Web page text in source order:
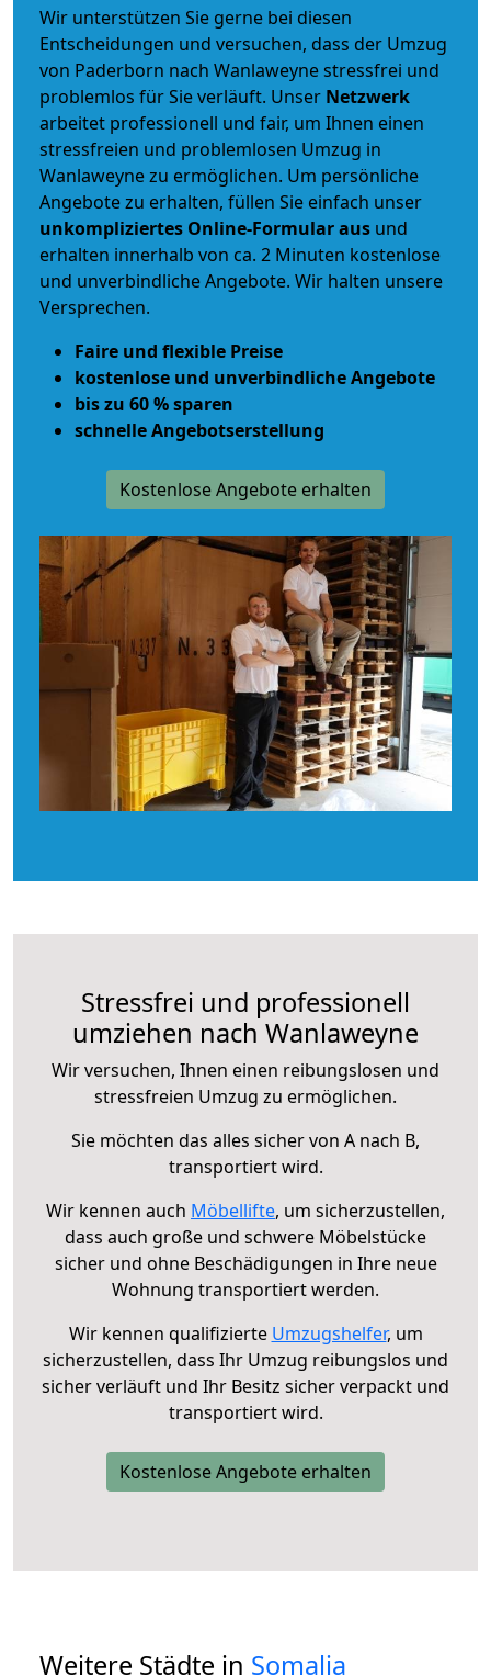
Wir unterstützen Sie gerne bei diesen
Entscheidungen und versuchen, dass der Umzug
von Paderborn nach Wanlaweyne stressfrei und
problemlos für Sie verläuft. Unser Netzwerk
arbeitet professionell und fair, um Ihnen einen
stressfreien und problemlosen Umzug in
Wanlaweyne zu ermöglichen. Um persönliche
Angebote zu erhalten, füllen Sie einfach unser
unkompliziertes Online-Formular aus und
erhalten innerhalb von ca. 2 Minuten kostenlose
und unverbindliche Angebote. Wir halten unsere
Versprechen.
Faire und flexible Preise
kostenlose und unverbindliche Angebote
bis zu 60 % sparen
schnelle Angebotserstellung
Kostenlose Angebote erhalten
Stressfrei und professionell
umziehen nach Wanlaweyne
Wir versuchen, Ihnen einen reibungslosen und
stressfreien Umzug zu ermöglichen.
Sie möchten das alles sicher von A nach B,
transportiert wird.
Wir kennen auch Möbellifte, um sicherzustellen,
dass auch große und schwere Möbelstücke
sicher und ohne Beschädigungen in Ihre neue
Wohnung transportiert werden.
Wir kennen qualifizierte Umzugshelfer, um
sicherzustellen, dass Ihr Umzug reibungslos und
sicher verläuft und Ihr Besitz sicher verpackt und
transportiert wird.
Kostenlose Angebote erhalten
Weitere Städte in Somalia